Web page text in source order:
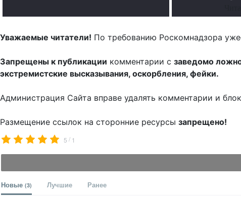
Уважаемые читатели! По требованию Роскомнадзора
Запрещены к публикации комментарии с заведомо
экстремистские высказывания, оскорбления, фейки.
Администрация Сайта вправе удалять комментарии и
Размещение ссылок на сторонние ресурсы запрещено!
5 / 1
Новые (3) Лучшие Ранее